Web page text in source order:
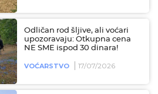
Odličan rod šljive, ali voćari
upozoravaju: Otkupna cena
NE SME ispod 30 dinara!
VOĆARSTVO 17/07/2026